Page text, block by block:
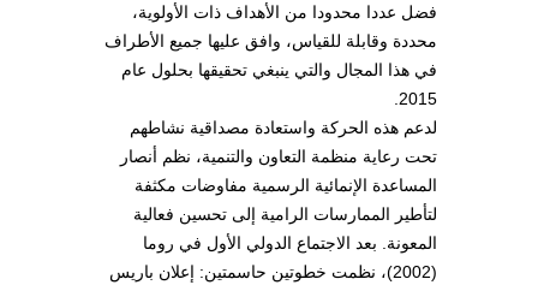
فضل عددا محدودا من الأهداف ذات الأولوية،
محددة وقابلة للقياس، وافق عليها جميع الأطراف
في هذا المجال والتي ينبغي تحقيقها بحلول عام
2015.
لدعم هذه الحركة واستعادة مصداقية نشاطهم
تحت رعاية منظمة التعاون والتنمية، نظم أنصار
المساعدة الإنمائية الرسمية مفاوضات مكثفة
لتأطير الممارسات الرامية إلى تحسين فعالية
المعونة. بعد الاجتماع الدولي الأول في روما
(2002)، نظمت خطوتين حاسمتين: إعلان باريس